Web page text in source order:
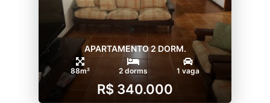
APARTAMENTO 2 DORM.
88m² 2 dorms 1 vaga
R$ 340.000